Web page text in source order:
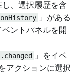
し、選択履歴を含
」がある
ントパネルを開
」をイベ
アクションに選択